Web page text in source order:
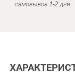
самовывоз 1-2 дня.